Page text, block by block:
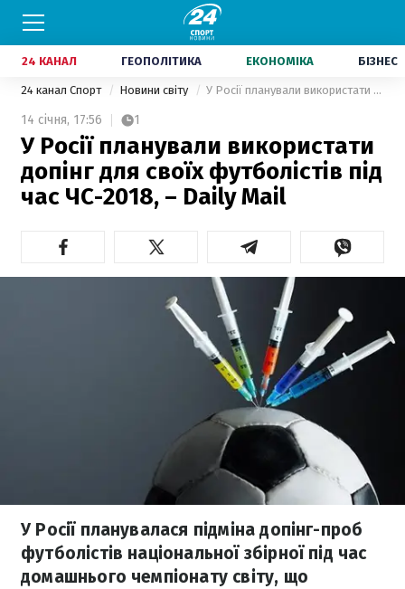
24 КАНАЛ ГЕОПОЛІТИКА ЕКОНОМІКА БІЗНЕС
24 канал Спорт Новини світу У Росії планували використати допінг для своїх футболістів під час ЧС-2018, – Daily Mail
14 січня, 17:56 1
У Росії планували використати
допінг для своїх футболістів під
час ЧС-2018, – Daily Mail
У Росії планувалася підміна допінг-проб
футболістів національної збірної під час
домашнього чемпіонату світу, що